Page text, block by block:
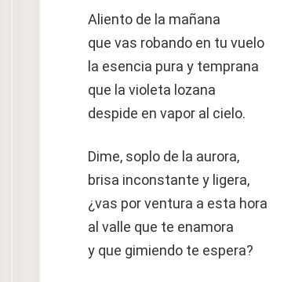
Aliento de la mañana
que vas robando en tu vuelo
la esencia pura y temprana
que la violeta lozana
despide en vapor al cielo.
Dime, soplo de la aurora,
brisa inconstante y ligera,
¿vas por ventura a esta hora
al valle que te enamora
y que gimiendo te espera?